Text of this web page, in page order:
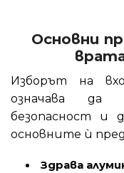
Основни
Изборът на
означава да
безопасност и
основните ѝ
Здрава